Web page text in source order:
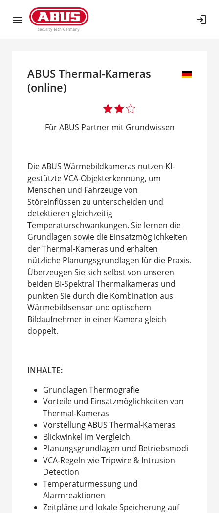
login
ABUS Thermal-Kameras
(online)
Für ABUS Partner mit Grundwissen
Die ABUS Wärmebildkameras nutzen KI-
gestützte VCA-Objekterkennung, um
Menschen und Fahrzeuge von
Störeinflüssen zu unterscheiden und
detektieren gleichzeitig
Temperaturschwankungen. Sie lernen die
Grundlagen sowie die Einsatzmöglichkeiten
der Thermal-Kameras und erhalten
nützliche Planungsgrundlagen für die Praxis.
Überzeugen Sie sich selbst von unseren
beiden BI-Spektral Thermalkameras und
punkten Sie durch die Kombination aus
Wärmebildsensor und optischem
Bildaufnehmer in einer Kamera gleich
doppelt.
INHALTE:
Grundlagen Thermografie
Vorteile und Einsatzmöglichkeiten von
Thermal-Kameras
Vorstellung ABUS Thermal-Kameras
Blickwinkel im Vergleich
Planungsgrundlagen und Betriebsmodi
VCA-Regeln wie Tripwire & Intrusion
Detection
Temperaturmessung und
Alarmreaktionen
Zeitpläne und lokale Speicherung auf